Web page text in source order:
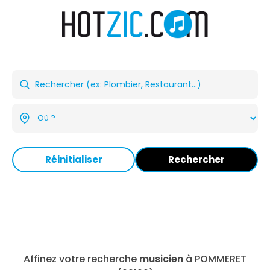
Réinitialiser Rechercher
Affinez votre recherche musicien à POMMERET